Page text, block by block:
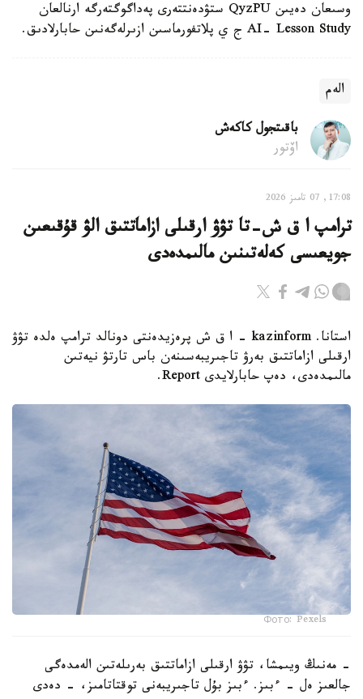
وسىعان دەيىن QyzPU ستۋدەنتتەرى پەداگوگتەرگە ارنالعان
AI- Lesson Study ج ي پلاتفورماسىن ازىرلەگەنىن حابارلادىق.
الەم
باقىتجول كاكەش
اۆتور
17:08, 07 تامىز 2026
ترامپ ا ق ش-تا تۋۋ ارقىلى ازاماتتىق الۋ قۇقىعىن
جويعىسى كەلەتىنىن مالىمدەدى
استانا. kazinform - ا ق ش پرەزيدەنتى دونالد ترامپ ەلدە تۋۋ
ارقىلى ازاماتتىق بەرۋ تاجىريبەسىنەن باس تارتۋ نيەتىن
مالىمدەدى، دەپ حابارلايدى Report.
Фото: Pexels
- مەنىڭ ويىمشا، تۋۋ ارقىلى ازاماتتىق بەرىلەتىن الەمدەگى
جالعىز ەل - ءبىز. ءبىز بۇل تاجىريبەنى توقتاتامىز، - دەدى